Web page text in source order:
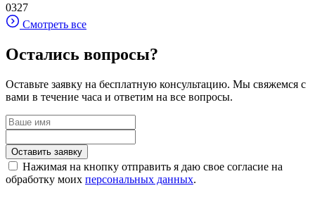
0327
Смотреть все
Остались вопросы?
Оставьте заявку на бесплатную консультацию. Мы свяжемся с
вами в течение часа и ответим на все вопросы.
Оставить заявку
Нажимая на кнопку отправить я даю свое согласие на
обработку моих персональных данных.